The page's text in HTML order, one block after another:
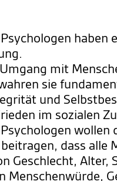
haben
mit
sie
und
im sozialen
wollen
dass alle
Geschlecht, Alter,
Menschenwürde,